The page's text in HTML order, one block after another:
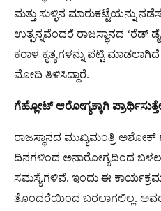
ಮತ್ತು ಸುಳ್ಳಿನ ಮಾರುಕಟ್ಟೆಯನ್ನು
ಉತ್ಪನ್ನವೆಂದರೆ ರಾಜಸ್ಥಾನದ ‘ರೆಡ್
ಕರಾಳ ಕೃತ್ಯಗಳನ್ನು ಪಟ್ಟಿ
ಮೋದಿ ತಿಳಿಸಿದ್ದಾರೆ.
ಗೆಹ್ಲೋಟ್ ಆರೋಗ್ಯಕ್ಕಾಗಿ
ರಾಜಸ್ಥಾನದ ಮುಖ್ಯಮಂತ್ರಿ
ದಿನಗಳಿಂದ ಅನಾರೋಗ್ಯದಿಂದ
ಸಮಸ್ಯೆಗಳಿವೆ. ಇಂದು ಈ
ತೊಂದರೆಯಿಂದ ಬರಲಾಗಲಿಲ್ಲ. ಅವರ